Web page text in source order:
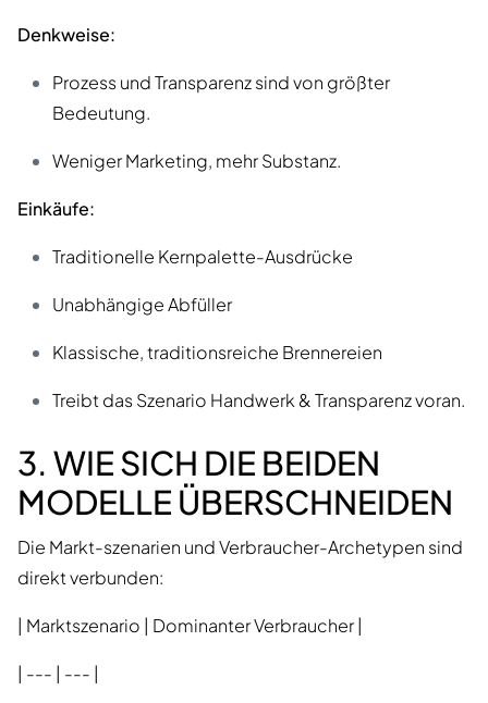
Denkweise:
Prozess und Transparenz sind von größter
Bedeutung.
Weniger Marketing, mehr Substanz.
Einkäufe:
Traditionelle Kernpalette-Ausdrücke
Unabhängige Abfüller
Klassische, traditionsreiche Brennereien
Treibt das Szenario Handwerk & Transparenz voran.
3. WIE SICH DIE BEIDEN
MODELLE ÜBERSCHNEIDEN
Die Markt-szenarien und Verbraucher-Archetypen sind
direkt verbunden:
| Marktszenario | Dominanter Verbraucher |
| --- | --- |